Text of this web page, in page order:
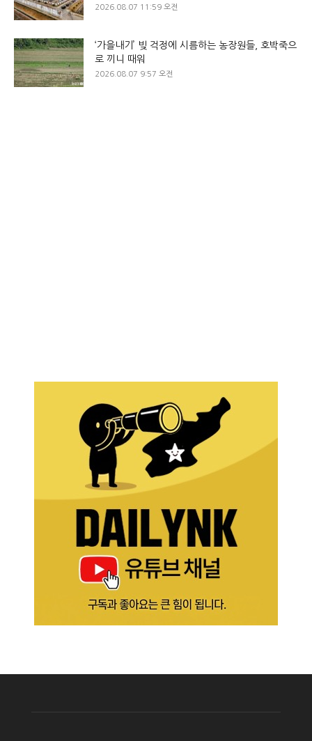
2026.08.07 11:59 오전
‘가을내기’ 빚 걱정에 시름하는 농장원들, 호박죽으
로 끼니 때워
2026.08.07 9:57 오전